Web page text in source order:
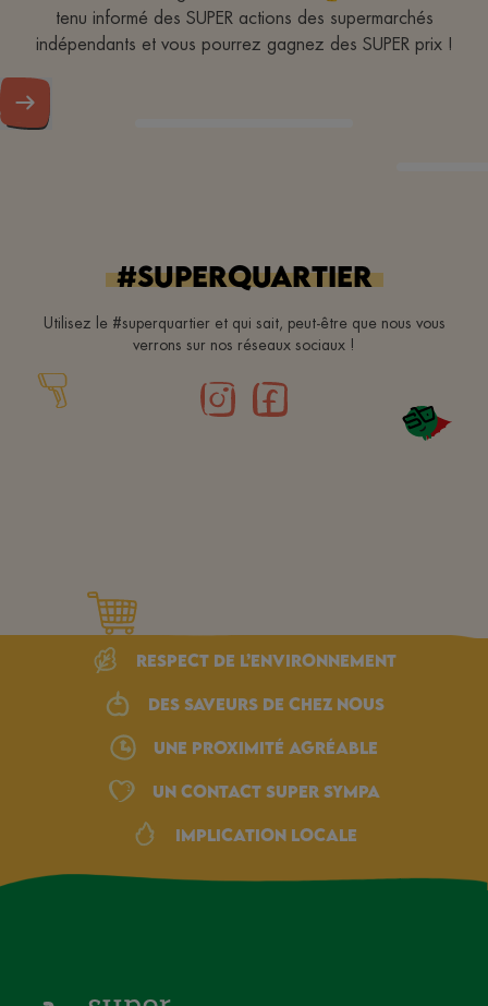
tenu informé des SUPER actions des supermarchés
indépendants et vous pourrez gagnez des SUPER prix !
#superquartier
Utilisez le #superquartier et qui sait, peut-être que nous vous
verrons sur nos réseaux sociaux !
Respect de l’environnement
Des saveurs de chez nous
une proximité agréable
Un Contact Super Sympa
Implication locale